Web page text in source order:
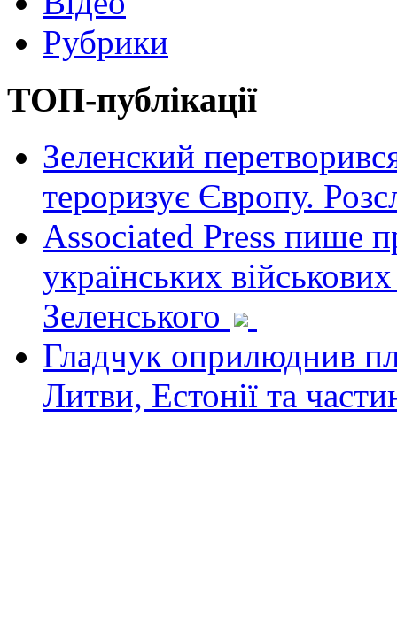
Рубрики
ТОП-публікації
Зеленский
тероризує Європу.
Associated Press пише
українських
Зеленського
Гладчук оприлюднив
Литви, Естонії та